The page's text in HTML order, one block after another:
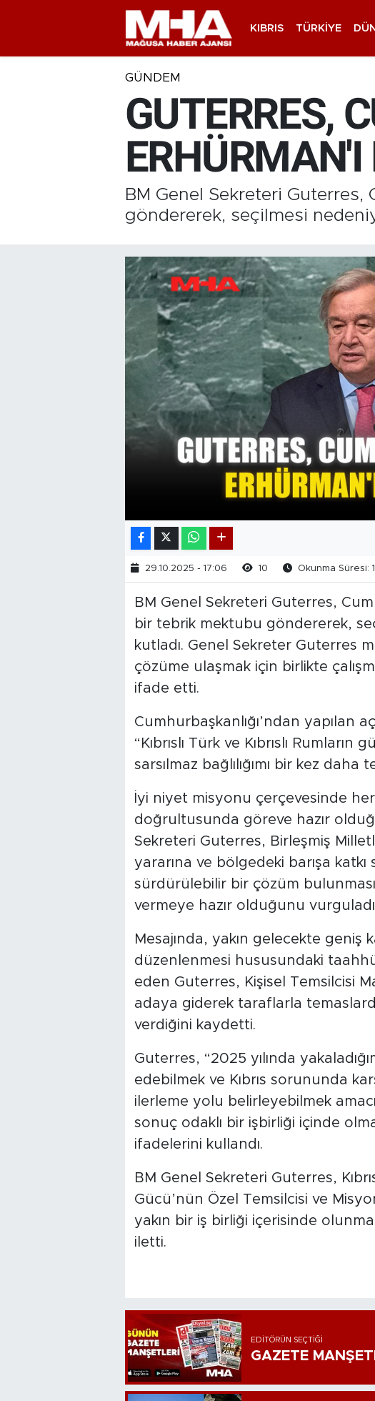
KIBRIS TÜRKIYE
GÜNDEM
GUTERRES,
BM Genel Sekreteri Guterres,
göndererek, seçilmesi
29.10.2025 - 17:06 10 Okunma Süresi:
BM Genel Sekreteri Guterres,
bir tebrik mektubu göndererek,
kutladı. Genel Sekreter Guterres
çözüme ulaşmak için birlikte
ifade etti.
Cumhurbaşkanlığı’ndan yapılan
“Kıbrıslı Türk ve Kıbrıslı
sarsılmaz bağlılığımı bir kez
İyi niyet misyonu çerçevesinde
doğrultusunda göreve hazır
Sekreteri Guterres, Birleşmiş
yararına ve bölgedeki barışa katkı
sürdürülebilir bir çözüm
vermeye hazır olduğunu
Mesajında, yakın gelecekte geniş
düzenlenmesi hususundaki
eden Guterres, Kişisel Temsilcisi
adaya giderek taraflarla
verdiğini kaydetti.
Guterres, “2025 yılında
edebilmek ve Kıbrıs sorununda
ilerleme yolu belirleyebilmek
sonuç odaklı bir işbirliği içinde
ifadelerini kullandı.
BM Genel Sekreteri Guterres,
Gücü’nün Özel Temsilcisi ve
yakın bir iş birliği içerisinde
iletti.
EDITÖRÜN SEÇTIĞI
GAZETE